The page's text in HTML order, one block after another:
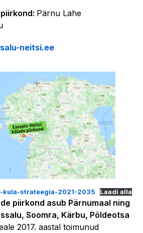
Pärnu Lahe
neitsi.ee
kula-strateegia-2021-2035 Laadi alla
piirkond asub Pärnumaal ning
Soomra, Kärbu, Põldeotsa
2017. aastal toimunud